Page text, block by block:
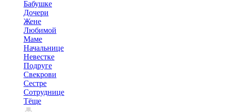
Бабушке
Дочери
Жене
Любимой
Маме
Начальнице
Невестке
Подруге
Свекрови
Сестре
Сотруднице
Тёще